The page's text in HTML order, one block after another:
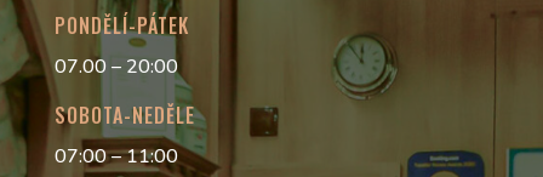
PONDĚLÍ-PÁTEK
07.00 – 20:00
SOBOTA-NEDĚLE
07:00 – 11:00